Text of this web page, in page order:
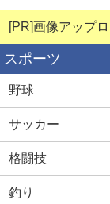
詳
[PR]画像アップ
スポーツ
野球
サッカー
格闘技
釣り